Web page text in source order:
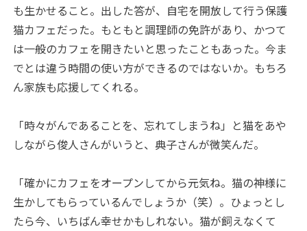
も生かせること。出した答が、自宅を開放して行う保護
猫カフェだった。もともと調理師の免許があり、かつて
は一般のカフェを開きたいと思ったこともあった。今ま
でとは違う時間の使い方ができるのではないか。もちろ
ん家族も応援してくれる。
「時々がんであることを、忘れてしまうね」と猫をあや
しながら俊人さんがいうと、典子さんが微笑んだ。
「確かにカフェをオープンしてから元気ね。猫の神様に
生かしてもらっているんでしょうか（笑）。ひょっとし
たら今、いちばん幸せかもしれない。猫が飼えなくて